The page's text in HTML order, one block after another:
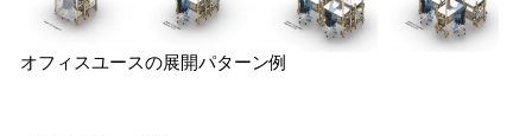
オフィスユースの展開パターン例